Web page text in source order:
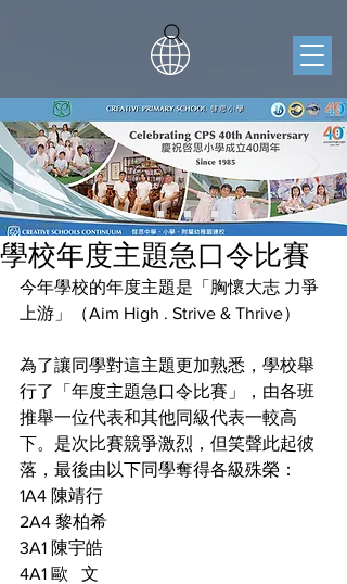
學校年度主題急口令比賽
今年學校的年度主題是「胸懷大志 力爭
上游」（Aim High . Strive & Thrive）
為了讓同學對這主題更加熟悉，學校舉
行了「年度主題急口令比賽」，由各班
推舉一位代表和其他同級代表一較高
下。是次比賽競爭激烈，但笑聲此起彼
落，最後由以下同學奪得各級殊榮：
1A4 陳靖行
2A4 黎柏希
3A1 陳宇皓
4A1 歐   文